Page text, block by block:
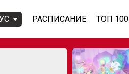
РАСПИСАНИЕ ТОП 100